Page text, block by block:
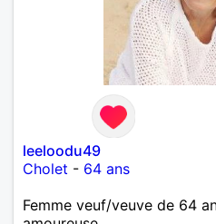
leeloodu49
Cholet - 64 ans
Femme veuf/veuve de 64